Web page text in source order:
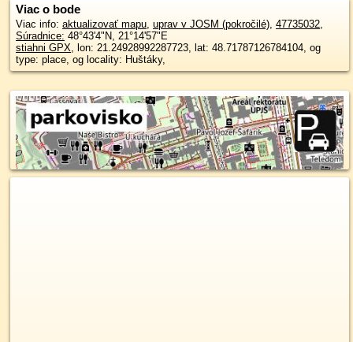
Viac o bode
Viac info: aktualizovať mapu, uprav v JOSM (pokročilé), 47735032,
Súradnice: 48°43'4"N, 21°14'57"E
stiahni GPX, lon: 21.24928992287723, lat: 48.71787126784104, og
type: place, og locality: Huštáky,